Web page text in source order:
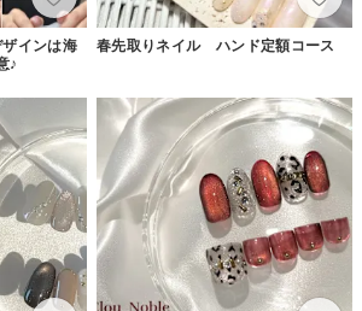
インは海
♪
春先取りネイル ハンド定額コース